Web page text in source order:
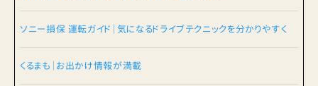
ソニー損保 運転ガイド｜気になるドライブテクニックを分かりやすく
くるまも｜お出かけ情報が満載